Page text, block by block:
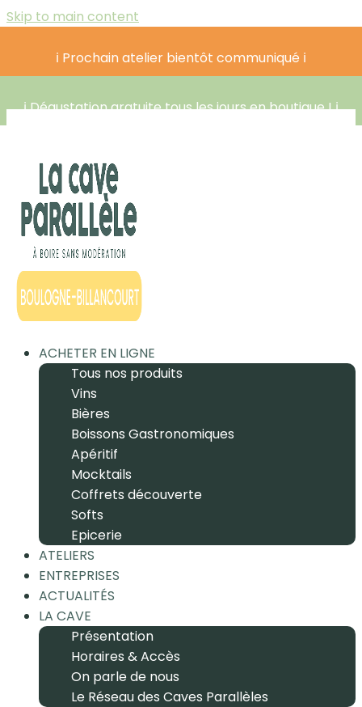
Skip to main content
ℹ️ Prochain atelier bientôt communiqué ℹ️
ℹ️ Dégustation gratuite tous les jours en boutique ! ℹ️
ACHETER EN LIGNE
Tous nos produits
Vins
Bières
Boissons Gastronomiques
Apéritif
Mocktails
Coffrets découverte
Softs
Epicerie
ATELIERS
ENTREPRISES
ACTUALITÉS
LA CAVE
Présentation
Horaires & Accès
On parle de nous
Le Réseau des Caves Parallèles